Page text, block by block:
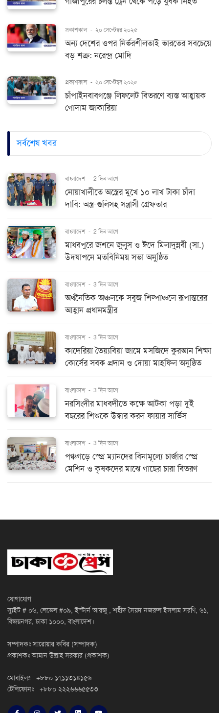
প্রকাশকাল - ২০ সেপ্টেম্বর ২০২৫
অন্য দেশের ওপর নির্ভরশীলতাই ভারতের সবচেয়ে
বড় শত্রু: নরেন্দ্র মোদি
প্রকাশকাল - ২০ সেপ্টেম্বর ২০২৫
চাঁপাইনবাবগঞ্জে লিফলেট বিতরণে ব্যস্ত আহ্বায়ক
গোলাম জাকারিয়া
সর্বশেষ খবর
বাংলাদেশ - 2 দিন আগে
নোয়াখালীতে অস্ত্রের মুখে ১০ লাখ টাকা চাঁদা
দাবি: অস্ত্র-গুলিসহ সন্ত্রাসী গ্রেফতার
বাংলাদেশ - 2 দিন আগে
মাধবপুরে জশনে জুলুস ও ঈদে মিলাদুন্নবী (সা.)
উদযাপনে মতবিনিময় সভা অনুষ্ঠিত
বাংলাদেশ - 3 দিন আগে
অর্থনৈতিক অঞ্চলকে সবুজ শিল্পাঞ্চলে রূপান্তরের
আহ্বান প্রধানমন্ত্রীর
বাংলাদেশ - 3 দিন আগে
কাদেরিয়া তৈয়্যবিয়া জামে মসজিদে কুরআন শিক্ষা
কোর্সের সবক প্রদান ও দোয়া মাহফিল অনুষ্ঠিত
বাংলাদেশ - 3 দিন আগে
নরসিংদীর মাধবদীতে কক্ষে আটকা পড়া দুই
বছরের শিশুকে উদ্ধার করল ফায়ার সার্ভিস
বাংলাদেশ - 3 দিন আগে
পঞ্চগড়ে স্প্রে ম্যানদের বিনামূল্যে চার্জার স্প্রে
মেশিন ও কৃষকদের মাঝে গাছের চারা বিতরণ
যোগাযোগ
স্যুইট # ০৬, লেভেল #০৯, ইস্টার্ন আরজু , শহীদ সৈয়দ নজরুল ইসলাম সরণি, ৬১,
বিজয়নগর, ঢাকা ১০০০, বাংলাদেশ।
সম্পাদকঃ সারোয়ার কবির (সম্পাদক)
প্রকাশকঃ আমান উল্লাহ সরকার (প্রকাশক)
মোবাইলঃ +৮৮০ ১৭১১৩১৪১৫৬
টেলিফোনঃ +৮৮০ ২২২৬৬৬৫৫৩৩